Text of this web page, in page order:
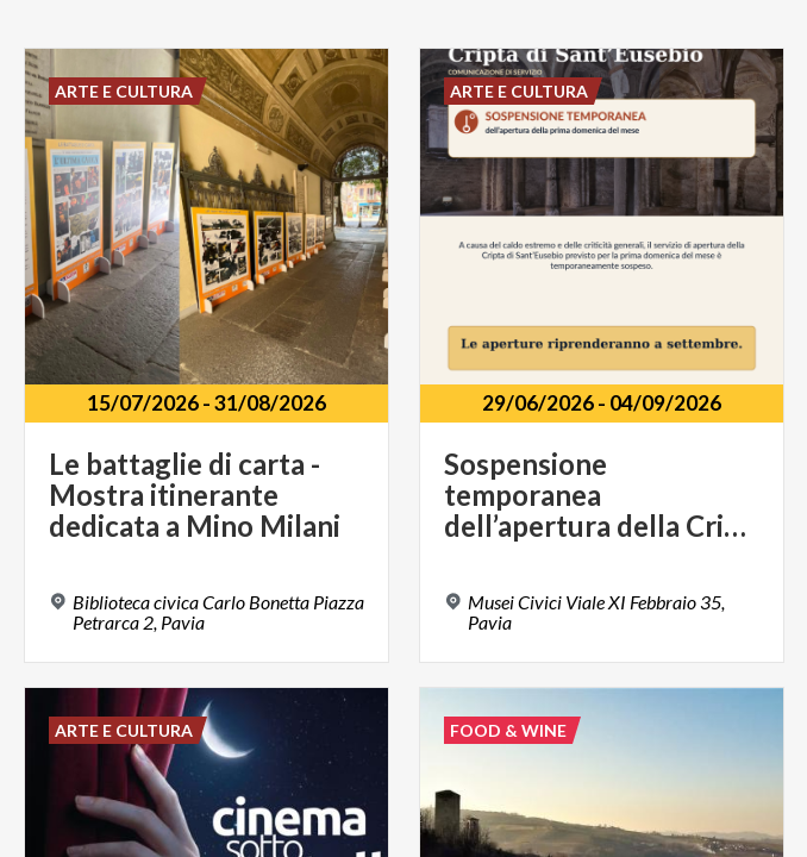
15/07/2026-31/08/2026
Le battaglie di carta -
Mostra itinerante
dedicata a Mino Milani
Biblioteca civica Carlo Bonetta Piazza
Petrarca 2, Pavia
ARTE E CULTURA
29/06/2026- 04/09/2026
Sospensione
temporanea
dell’apertura della Cripta di Sant’Eusebio
Musei Civici Viale XI Febbraio 35,
Pavia
ARTE E CULTURA
ARTE E CULTURA FOOD & WINE